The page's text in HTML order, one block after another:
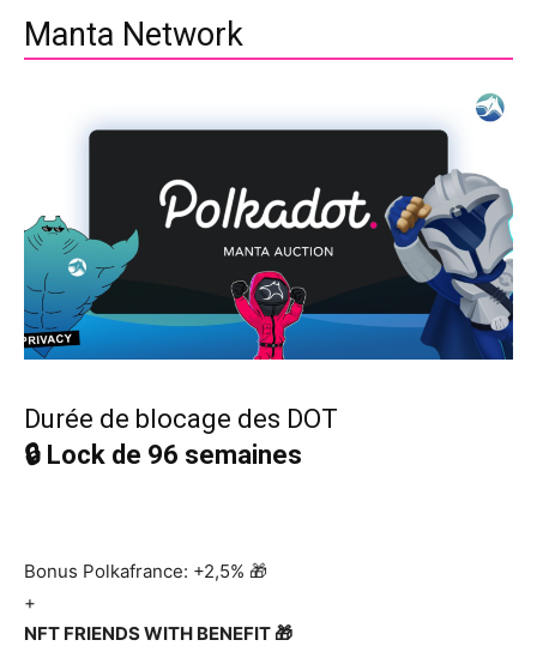
Manta Network
Durée de blocage des DOT
🔒 Lock de 96 semaines
Bonus Polkafrance: +2,5% 🎁
+
NFT FRIENDS WITH BENEFIT 🎁